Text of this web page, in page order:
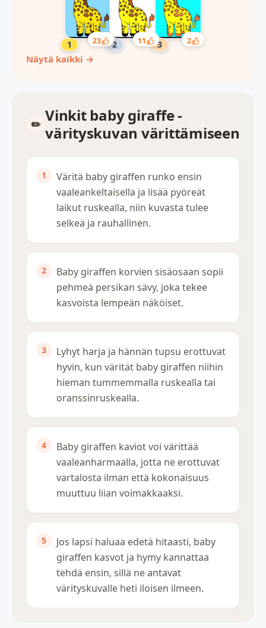
23 11 2
Näytä kaikki →
Vinkit baby giraffe -
värityskuvan värittämiseen
Väritä baby giraffen runko ensin
vaaleankeltaisella ja lisää pyöreät
laikut ruskealla, niin kuvasta tulee
selkeä ja rauhallinen.
Baby giraffen korvien sisäosaan sopii
pehmeä persikan sävy, joka tekee
kasvoista lempeän näköiset.
Lyhyt harja ja hännän tupsu erottuvat
hyvin, kun värität baby giraffen niihin
hieman tummemmalla ruskealla tai
oranssinruskealla.
Baby giraffen kaviot voi värittää
vaaleanharmaalla, jotta ne erottuvat
vartalosta ilman että kokonaisuus
muuttuu liian voimakkaaksi.
Jos lapsi haluaa edetä hitaasti, baby
giraffen kasvot ja hymy kannattaa
tehdä ensin, sillä ne antavat
värityskuvalle heti iloisen ilmeen.